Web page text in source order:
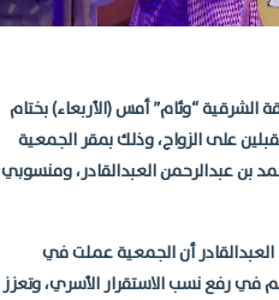
الشرقية “وئام” أمس (الأربعاء) بختام
برامج تأهيل المقبلين على الزواج، وذلك بمقر الجمعية
بن عبدالرحمن العبدالقادر، ومنسوبي
العبدالقادر أن الجمعية عملت في
في رفع نسب الاستقرار الأسري، وتعزز